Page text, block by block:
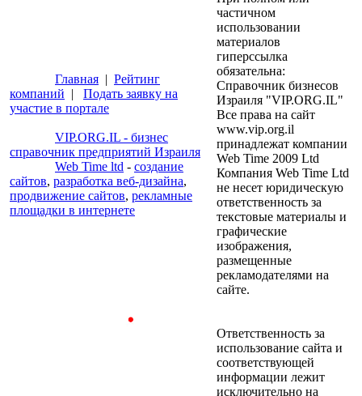
Главная | Рейтинг
компаний | Подать заявку на
участие в портале
VIP.ORG.IL - бизнес
справочник предприятий Израиля
Web Time ltd - создание
сайтов, разработка веб-дизайна,
продвижение сайтов, рекламные
площадки в интернете
частичном
использовании
материалов
гиперссылка
обязательна:
Справочник бизнесов
Израиля "VIP.ORG.IL"
Все права на сайт
www.vip.org.il
принадлежат компании
Web Time 2009 Ltd
Компания Web Time Ltd
не несет юридическую
ответственность за
текстовые материалы и
графические
изображения,
размещенные
рекламодателями на
сайте.
Ответственность за
использование сайта и
соответствующей
информации лежит
исключительно на